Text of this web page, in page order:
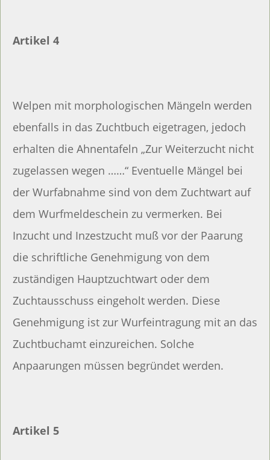
Artikel 4
Welpen mit morphologischen Mängeln werden
ebenfalls in das Zuchtbuch eigetragen, jedoch
erhalten die Ahnentafeln „Zur Weiterzucht nicht
zugelassen wegen ……“ Eventuelle Mängel bei
der Wurfabnahme sind von dem Zuchtwart auf
dem Wurfmeldeschein zu vermerken. Bei
Inzucht und Inzestzucht muß vor der Paarung
die schriftliche Genehmigung von dem
zuständigen Hauptzuchtwart oder dem
Zuchtausschuss eingeholt werden. Diese
Genehmigung ist zur Wurfeintragung mit an das
Zuchtbuchamt einzureichen. Solche
Anpaarungen müssen begründet werden.
Artikel 5